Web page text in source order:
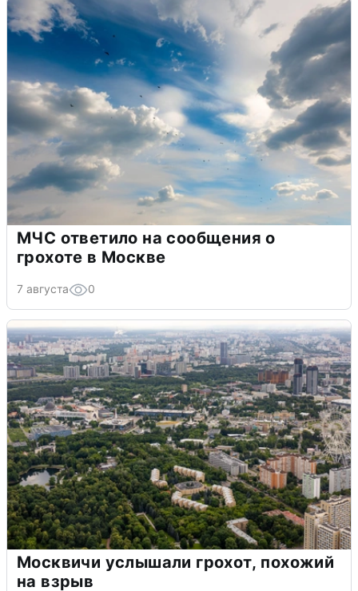
МЧС ответило на сообщения о
грохоте в Москве
7 августа 0
Москвичи услышали грохот, похожий
на взрыв